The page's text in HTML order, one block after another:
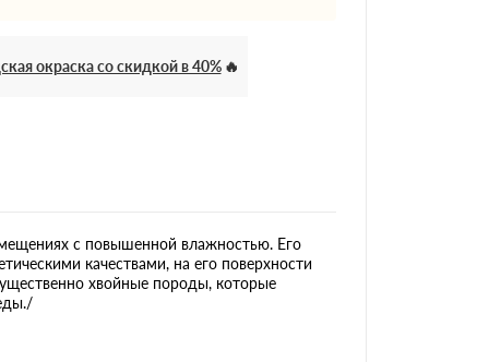
окраска со скидкой в 40%
с повышенной влажностью. Его
качествами, на его поверхности
хвойные породы, которые